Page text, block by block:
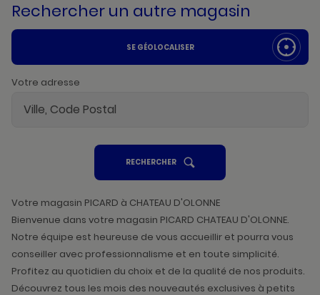
Rechercher un autre magasin
SE GÉOLOCALISER
Votre adresse
RECHERCHERUN
POINT
VENTE
Votre magasin PICARD à CHATEAU D'OLONNE
Bienvenue dans votre magasin PICARD CHATEAU D'OLONNE.
Notre équipe est heureuse de vous accueillir et pourra vous
conseiller avec professionnalisme et en toute simplicité.
Profitez au quotidien du choix et de la qualité de nos produits.
Découvrez tous les mois des nouveautés exclusives à petits